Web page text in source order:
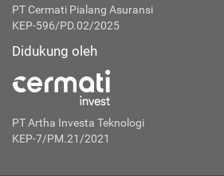
PT Cermati Pialang Asuransi
KEP-596/PD.02/2025
Didukung oleh
PT Artha Investa Teknologi
KEP-7/PM.21/2021